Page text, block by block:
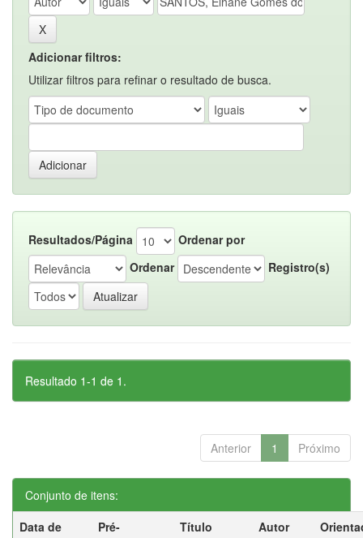
Adicionar filtros:
Utilizar filtros para refinar o resultado de busca.
Resultados/Página
Ordenar por
Ordenar
Registro(s)
Resultado 1-1 de 1.
Anterior 1 Próximo
Conjunto de itens:
Data de
Pré-
Título Autor